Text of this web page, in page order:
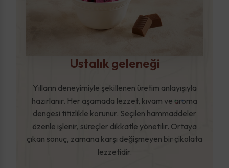
Ustalık geleneği
Yılların deneyimiyle şekillenen üretim anlayışıyla
hazırlanır. Her aşamada lezzet, kıvam ve aroma
dengesi titizlikle korunur. Seçilen hammaddeler
özenle işlenir, süreçler dikkatle yönetilir. Ortaya
çıkan sonuç, zamana karşı değişmeyen bir çikolata
lezzetidir.